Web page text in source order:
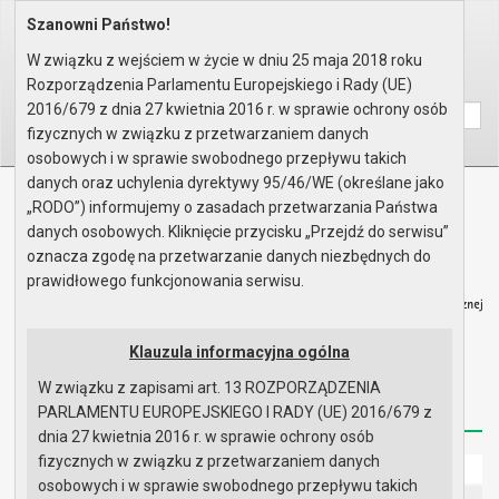
Home Prawo lokalne
Wyszukaj na stronie:
A AA
Biuletyn Informacji Publicznej
Urząd Miasta i Gminy w Gryfinie
Redakcja Instrukcja korzystania Dostępność
Strona główna
Szanowni Państwo!
W związku z wejściem w życie w dniu 25 maja 2018 roku
Rozporządzenia Parlamentu Europejskiego i Rady (UE)
2016/679 z dnia 27 kwietnia 2016 r. w sprawie ochrony osób
fizycznych w związku z przetwarzaniem danych
osobowych i w sprawie swobodnego przepływu takich
danych oraz uchylenia dyrektywy 95/46/WE (określane jako
„RODO”) informujemy o zasadach przetwarzania Państwa
danych osobowych. Kliknięcie przycisku „Przejdź do serwisu”
oznacza zgodę na przetwarzanie danych niezbędnych do
prawidłowego funkcjonowania serwisu.
Klauzula informacyjna ogólna
W związku z zapisami art. 13 ROZPORZĄDZENIA
PARLAMENTU EUROPEJSKIEGO I RADY (UE) 2016/679 z
dnia 27 kwietnia 2016 r. w sprawie ochrony osób
fizycznych w związku z przetwarzaniem danych
osobowych i w sprawie swobodnego przepływu takich